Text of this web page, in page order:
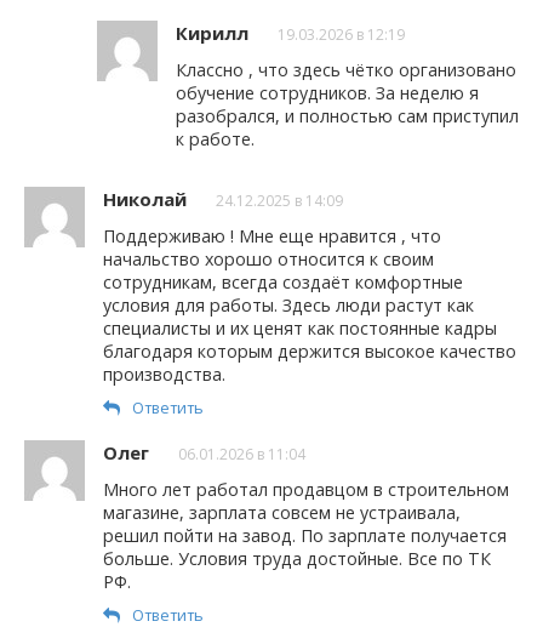
Кирилл 19.03.2026 в 12:19
Классно , что здесь чётко организовано
обучение сотрудников. За неделю я
разобрался, и полностью сам приступил
к работе.
Николай 24.12.2025 в 14:09
Поддерживаю ! Мне еще нравится , что
начальство хорошо относится к своим
сотрудникам, всегда создаёт комфортные
условия для работы. Здесь люди растут как
специалисты и их ценят как постоянные кадры
благодаря которым держится высокое качество
производства.
Ответить
Олег 06.01.2026 в 11:04
Много лет работал продавцом в строительном
магазине, зарплата совсем не устраивала,
решил пойти на завод. По зарплате получается
больше. Условия труда достойные. Все по ТК
РФ.
Ответить